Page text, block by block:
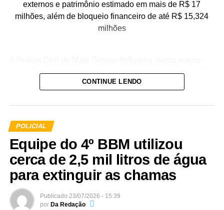
externos e patrimônio estimado em mais de R$ 17
milhões, além de bloqueio financeiro de até R$ 15,324
milhões
feira (29.7), a Operação Replay para cumprimento de 10
mandados de prisão preventiva, mandados de busca e
sigilo, contra 14 integrantes e colaboradores de uma
estrutura criminosa investigada por organização
criminosa e lavagem de capitais. Conduzida pela
Delegacia Especializada de Repressão ao Crime
Organizado (Draco), operação foi desencadeada nas
cidades de Cuiabá (MT), Várzea Grande (MT), Balneário
Camburiú (SC), Itapema (SC) e Rio de Janeiro (RJ).
A ação é um desdobramento de uma investigação
CONTINUE LENDO
POLICIAL
Equipe do 4º BBM utilizou
cerca de 2,5 mil litros de água
para extinguir as chamas
Publicado 23/07/2026 - 15:39
por Da Redação